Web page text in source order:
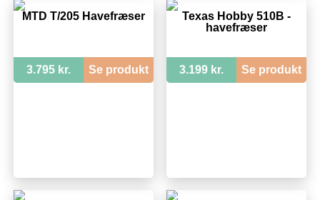
MTD T/205 Havefræser
3.795 kr. Se produkt
Texas Hobby 510B -
havefræser
3.199 kr. Se produkt